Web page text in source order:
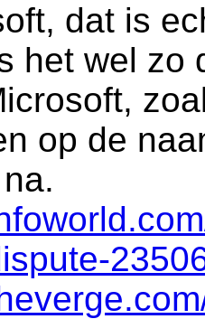
dat is
het wel zo
op de